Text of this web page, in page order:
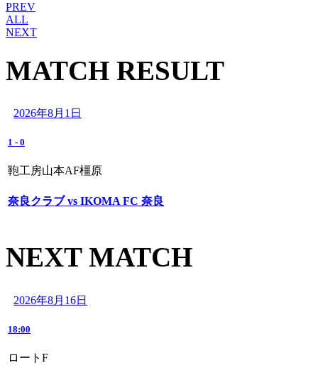
PREV
ALL
NEXT
MATCH RESULT
2026年8月1日
1 - 0
鞄工房山本AF橿原
奈良クラブ vs IKOMA FC 奈良
NEXT MATCH
2026年8月16日
18:00
ロートF